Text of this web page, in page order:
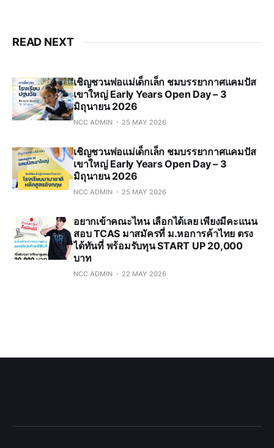
READ NEXT
เชิญชวนพ่อแม่เด็กเล็ก ชมบรรยากาศแคมปัส
เขาใหญ่ Early Years Open Day – 3
มิถุนายน 2026
NCC ADMIN 25 MAY 2026
เชิญชวนพ่อแม่เด็กเล็ก ชมบรรยากาศแคมปัส
เขาใหญ่ Early Years Open Day – 3
มิถุนายน 2026
NCC ADMIN 25 MAY 2026
อยากเข้าคณะไหน เลือกได้เลย เพียงมีคะแนน
สอบ TCAS มาสมัครที่ ม.หอการค้าไทย ตรง
ได้ทันที่ พร้อมรับทุน START UP 20,000
บาท
NCC ADMIN 22 MAY 2026